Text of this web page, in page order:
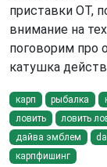
приставки OT,
внимание на
поговорим про
катушка
карп рыбалка
ловить
ловить
дайва эмблем
карпфишинг